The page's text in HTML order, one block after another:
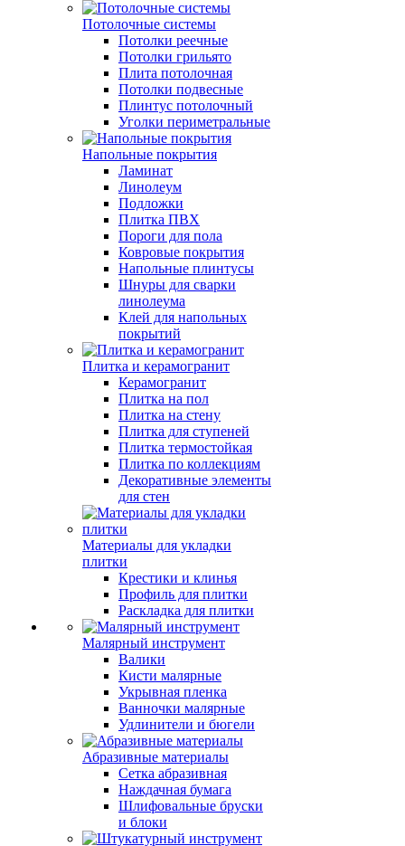
Потолочные системы
Потолки реечные
Потолки грильято
Плита потолочная
Потолки подвесные
Плинтус потолочный
Уголки периметральные
Напольные покрытия
Ламинат
Линолеум
Подложки
Плитка ПВХ
Пороги для пола
Ковровые покрытия
Напольные плинтусы
Шнуры для сварки
линолеума
Клей для напольных
покрытий
Плитка и керамогранит
Керамогранит
Плитка на пол
Плитка на стену
Плитка для ступеней
Плитка термостойкая
Плитка по коллекциям
Декоративные элементы
для стен
Материалы для укладки
плитки
Крестики и клинья
Профиль для плитки
Раскладка для плитки
Малярный инструмент
Валики
Кисти малярные
Укрывная пленка
Ванночки малярные
Удлинители и бюгели
Абразивные материалы
Сетка абразивная
Наждачная бумага
Шлифовальные бруски
и блоки